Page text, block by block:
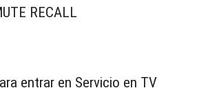
RECALL
entrar en Servicio en TV